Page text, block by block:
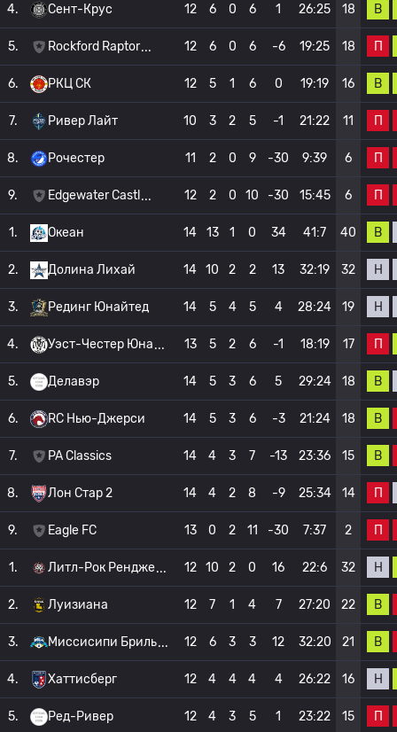
4. Сент-Крус 12 6 0 6 1 26:25 18 В
5. Rockford Raptor 12 6 0 6 -6 19:25 18 П
6. РКЦ СК 12 5 1 6 0 19:19 16 В
7. Ривер Лайт 10 3 2 5 -1 21:22 11 П
8. Рочестер 11 2 0 9 -30 9:39 6 П
9. Edgewater Castl 12 2 0 10 -30 15:45 6 П
1. Океан 14 13 1 0 34 41:7 40 В
2. Долина Лихай 14 10 2 2 13 32:19 32 Н
3. Рединг Юнайтед 14 5 4 5 4 28:24 19 Н
4. Уэст-Честер Юна 13 5 2 6 -1 18:19 17 П
5. Делавэр 14 5 3 6 5 29:24 18 В
6. RC Нью-Джерси 14 5 3 6 -3 21:24 18 В
7. PA Classics 14 4 3 7 -13 23:36 15 В
8. Лон Стар 2 14 4 2 8 -9 25:34 14 П
9. Eagle FC 13 0 2 11 -30 7:37 2 П
1. Литл-Рок Рендже 12 10 2 0 16 22:6 32 Н
2. Луизиана 12 7 1 4 7 27:20 22 В
3. Миссисипи Бриль 12 6 3 3 12 32:20 21 В
4. Хаттисберг 12 4 4 4 4 26:22 16 Н
5. Ред-Ривер 12 4 3 5 1 23:22 15 П